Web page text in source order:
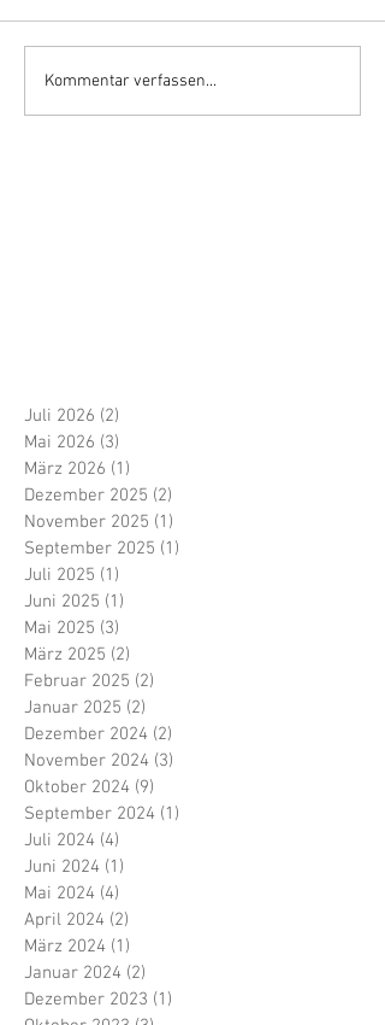
Kommentar verfassen...
Juli 2026 (2)
Mai 2026 (3)
März 2026 (1)
Dezember 2025 (2)
November 2025 (1)
September 2025 (1)
Juli 2025 (1)
Juni 2025 (1)
Mai 2025 (3)
März 2025 (2)
Februar 2025 (2)
Januar 2025 (2)
Dezember 2024 (2)
November 2024 (3)
Oktober 2024 (9)
September 2024 (1)
Juli 2024 (4)
Juni 2024 (1)
Mai 2024 (4)
April 2024 (2)
März 2024 (1)
Januar 2024 (2)
Dezember 2023 (1)